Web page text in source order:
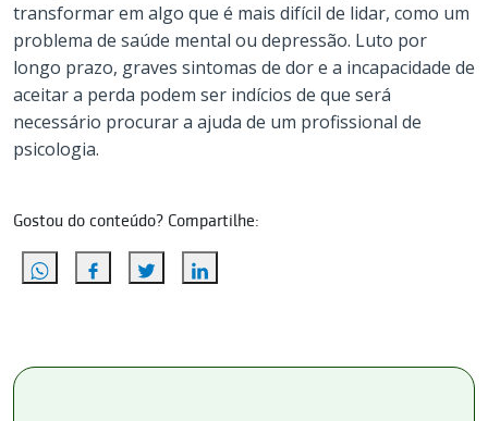
transformar em algo que é mais difícil de lidar, como um
problema de saúde mental ou depressão. Luto por
longo prazo, graves sintomas de dor e a incapacidade de
aceitar a perda podem ser indícios de que será
necessário procurar a ajuda de um profissional de
psicologia.
Gostou do conteúdo? Compartilhe: